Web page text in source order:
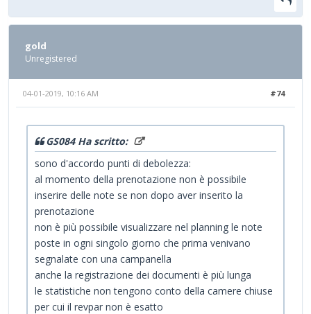
gold
Unregistered
#74
04-01-2019, 10:16 AM
GS084 Ha scritto:
sono d'accordo punti di debolezza:
al momento della prenotazione non è possibile
inserire delle note se non dopo aver inserito la
prenotazione
non è più possibile visualizzare nel planning le note
poste in ogni singolo giorno che prima venivano
segnalate con una campanella
anche la registrazione dei documenti è più lunga
le statistiche non tengono conto della camere chiuse
per cui il revpar non è esatto